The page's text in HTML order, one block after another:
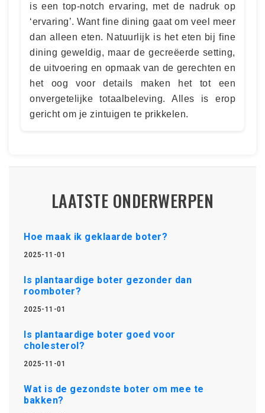
is een top-notch ervaring, met de nadruk op
‘ervaring’. Want fine dining gaat om veel meer
dan alleen eten. Natuurlijk is het eten bij fine
dining geweldig, maar de gecreëerde setting,
de uitvoering en opmaak van de gerechten en
het oog voor details maken het tot een
onvergetelijke totaalbeleving. Alles is erop
gericht om je zintuigen te prikkelen.
LAATSTE ONDERWERPEN
Hoe maak ik geklaarde boter?
2025-11-01
Is plantaardige boter gezonder dan
roomboter?
2025-11-01
Is plantaardige boter goed voor
cholesterol?
2025-11-01
Wat is de gezondste boter om mee te
bakken?